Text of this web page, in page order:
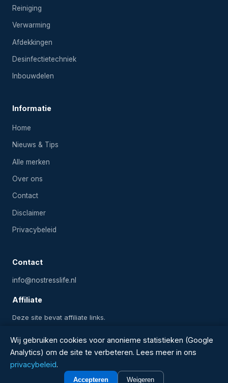
Reiniging
Verwarming
Afdekkingen
Desinfectietechniek
Inbouwdelen
Informatie
Home
Nieuws & Tips
Alle merken
Over ons
Contact
Disclaimer
Privacybeleid
Contact
info@nostresslife.nl
Affiliate
Deze site bevat affiliate links.
2024-2026 Onlinezwembadwinkel.nl — Alle rechten
Wij gebruiken cookies voor anonieme statistieken (Google
Analytics) om de site te verbeteren. Lees meer in ons
privacybeleid.
Accepteren Weigeren